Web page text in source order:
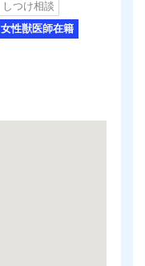
しつけ相談
女性獣医師在籍